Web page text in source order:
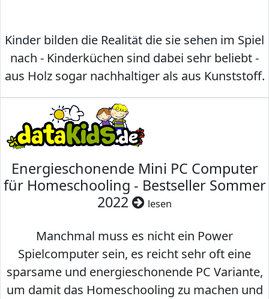
Kinder bilden die Realität die sie sehen im Spiel
nach - Kinderküchen sind dabei sehr beliebt -
aus Holz sogar nachhaltiger als aus Kunststoff.
Energieschonende Mini PC Computer
für Homeschooling - Bestseller Sommer
2022
lesen
Manchmal muss es nicht ein Power
Spielcomputer sein, es reicht sehr oft eine
sparsame und energieschonende PC Variante,
um damit das Homeschooling zu machen und